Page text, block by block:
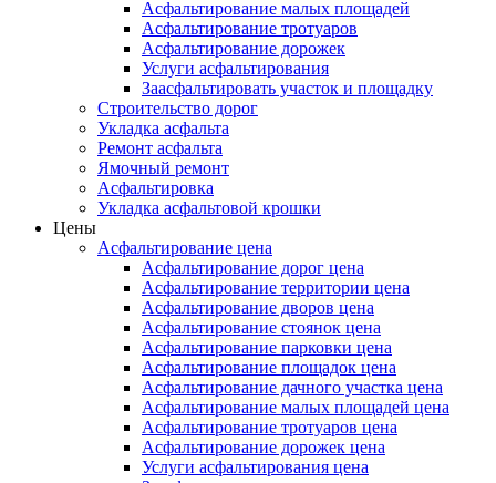
Асфальтирование малых площадей
Асфальтирование тротуаров
Асфальтирование дорожек
Услуги асфальтирования
Заасфальтировать участок и площадку
Строительство дорог
Укладка асфальта
Ремонт асфальта
Ямочный ремонт
Асфальтировка
Укладка асфальтовой крошки
Цены
Асфальтирование цена
Асфальтирование дорог цена
Асфальтирование территории цена
Асфальтирование дворов цена
Асфальтирование стоянок цена
Асфальтирование парковки цена
Асфальтирование площадок цена
Асфальтирование дачного участка цена
Асфальтирование малых площадей цена
Асфальтирование тротуаров цена
Асфальтирование дорожек цена
Услуги асфальтирования цена